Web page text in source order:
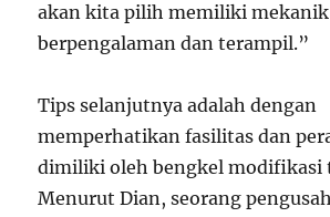
akan kita pilih memiliki
berpengalaman dan terampil.”
Tips selanjutnya adalah dengan
memperhatikan fasilitas dan
dimiliki oleh bengkel modifikasi
Menurut Dian, seorang